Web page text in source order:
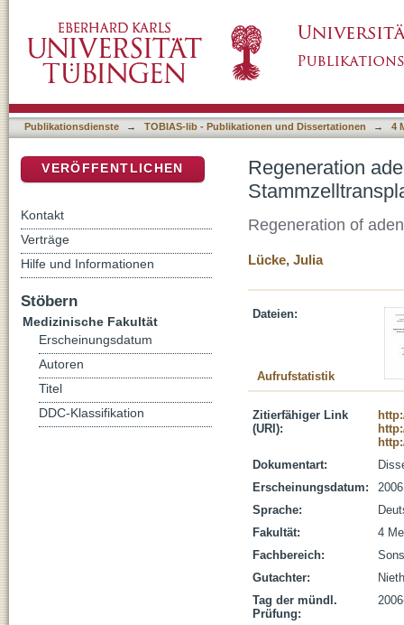
Publikationsdienste → TOBIAS-lib - Publikationen und Dissertationen → 4
Regeneration
Regeneration of
Lücke, Julia
Dateien:
Aufrufstatistik
Zitierfähiger Link
(URI):
Dokumentart:
Erscheinungsdatum:
2006
Sprache:
Fakultät:
4
Fachbereich:
Gutachter:
Tag der mündl.
Prüfung:
VERÖFFENTLICHEN
Kontakt
Verträge
Hilfe und Informationen
Stöbern
Medizinische Fakultät
Erscheinungsdatum
Autoren
Titel
DDC-Klassifikation